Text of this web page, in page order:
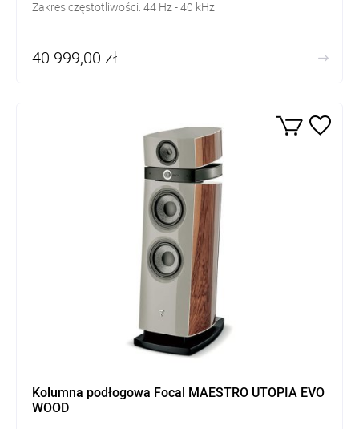
Zakres częstotliwości: 44 Hz - 40 kHz
40 999,00 zł
Kolumna podłogowa Focal MAESTRO UTOPIA EVO
WOOD